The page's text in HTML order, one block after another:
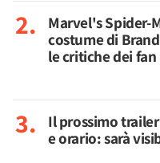
Marvel's Spider-
costume di
le critiche dei fan
Il prossimo
e orario: sarà